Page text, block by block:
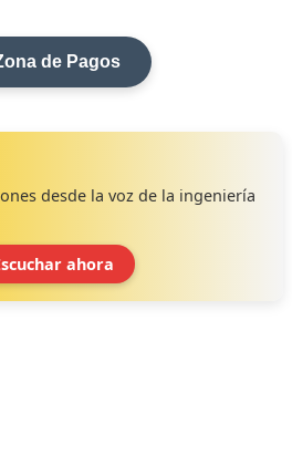
de Pagos
desde la voz de la ingeniería
ahora